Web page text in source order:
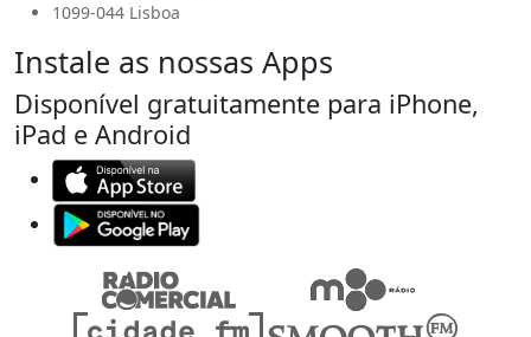
1099-044 Lisboa
Instale as nossas Apps
Disponível gratuitamente para iPhone,
iPad e Android